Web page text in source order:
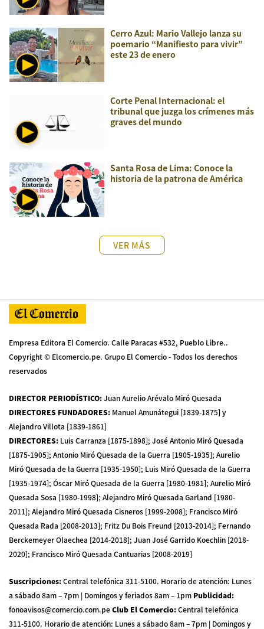
Cerro Azul: Mario Vallejo lanza su
poemario “Manifiesto para vivir”
este 23 de enero
Corte Penal Internacional: el
tribunal que juzga los crímenes más
graves del mundo
Santa Rosa de Lima: Conoce la
historia de la patrona de América
VER MÁS
Empresa Editora El Comercio. Calle Paracas #532, Pueblo Libre..
Copyright © Elcomercio.pe. Grupo El Comercio - Todos los derechos
reservados
DIRECTOR PERIODÍSTICO:Juan Aurelio Arévalo Miró Quesada
DIRECTORES FUNDADORES: Manuel Amunátegui [1839-1875] y
Alejandro Villota [1839-1861]
DIRECTORES: Luis Carranza [1875-1898]; José Antonio Miró Quesada
[1875-1905]; Antonio Miró Quesada de la Guerra [1905-1935]; Aurelio
Miró Quesada de la Guerra [1935-1950]; Luis Miró Quesada de la Guerra
[1935-1974]; Óscar Miró Quesada de la Guerra [1980-1981]; Aurelio Miró
Quesada Sosa [1980-1998]; Alejandro Miró Quesada Garland [1980-
2011]; Alejandro Miró Quesada Cisneros [1999-2008]; Francisco Miró
Quesada Rada [2008-2013]; Fritz Du Bois Freund [2013-2014]; Fernando
Berckemeyer Olaechea [2014-2018]; Juan José Garrido Koechlin [2018-
2020]; Francisco Miró Quesada Cantuarias [2008-2019]
Suscripciones:Central telefónica 311-5100. Horario de atención: Lunes
a sábado 8am – 7pm | Domingos y feriados 8am – 1pm Publicidad:
fonoavisos@comercio.com.peClub El Comercio:Central telefónica
311-5100. Horario de atención: Lunes a sábado 8am – 7pm | Domingos y